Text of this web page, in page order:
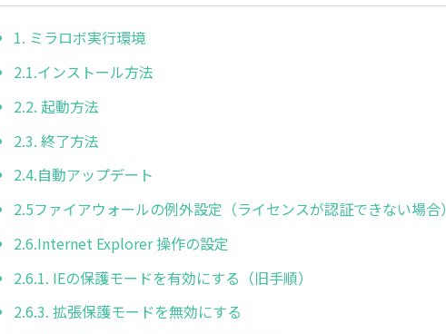
1. ミラロボ実行環境
2.1.インストール方法
2.2. 起動方法
2.3. 終了方法
2.4.自動アップデート
2.5ファイアウォールの例外設定（ライセンスが認証できない場合）
2.6.Internet Explorer 操作の設定
2.6.1. IEの保護モードを有効にする（旧手順）
2.6.3. 拡張保護モードを無効にする